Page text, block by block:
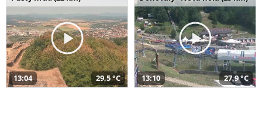
13:04 29,5 °C 13:10 27,9 °C